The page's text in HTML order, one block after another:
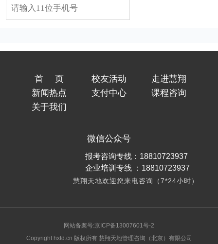
首页 校友活动
走进慧翔
新闻热点
支付中心
课程咨询
关于我们
微信公众号
报考咨询专线：18810723937
企业培训专线 ：18810723937
慧翔天地欢迎您来电咨询（7*24小时）
网站备案号:京ICP备13007601号-2
Copyright hxtd.cn 版权所有 慧翔天地管理咨询（北京）有限公司